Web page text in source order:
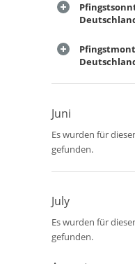
Juni
Es wurden für
gefunden.
July
Es wurden für
gefunden.